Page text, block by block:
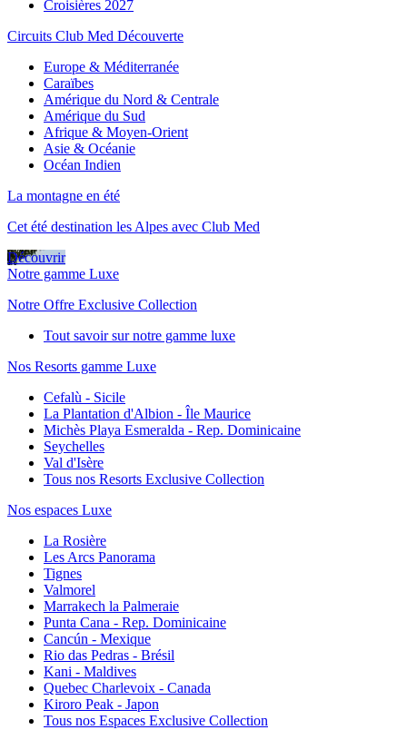
Croisières 2027
Circuits Club Med Découverte
Europe & Méditerranée
Caraïbes
Amérique du Nord & Centrale
Amérique du Sud
Afrique & Moyen-Orient
Asie & Océanie
Océan Indien
La montagne en été
Cet été destination les Alpes avec Club Med
Découvrir
Notre gamme Luxe
Notre Offre Exclusive Collection
Tout savoir sur notre gamme luxe
Nos Resorts gamme Luxe
Cefalù - Sicile
La Plantation d'Albion - Île Maurice
Michès Playa Esmeralda - Rep. Dominicaine
Seychelles
Val d'Isère
Tous nos Resorts Exclusive Collection
Nos espaces Luxe
La Rosière
Les Arcs Panorama
Tignes
Valmorel
Marrakech la Palmeraie
Punta Cana - Rep. Dominicaine
Cancún - Mexique
Rio das Pedras - Brésil
Kani - Maldives
Quebec Charlevoix - Canada
Kiroro Peak - Japon
Tous nos Espaces Exclusive Collection